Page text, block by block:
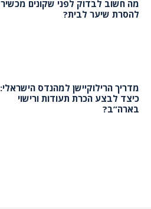
מה חשוב לבדוק לפני שקונים מכשיר
להסרת שיער לבית?
מדריך הרילוקיישן למהנדס הישראלי:
כיצד לבצע הכרת תעודות ורישוי
בארה”ב?